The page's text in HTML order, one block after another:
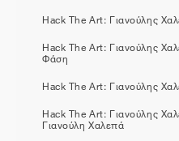
Hack The Art: Γιανούλης
Hack The Art: Γιανούλης
Φάση
Hack The Art: Γιανούλης
Hack The Art: Γιανούλης
Γιανούλη Χαλεπά